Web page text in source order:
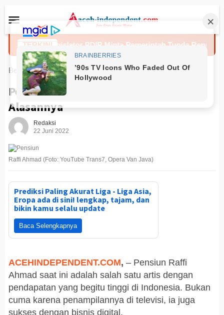
ke
kontenMobile
TERKINI
Legislator PDIP Minta Pemerintah Tunda Rencana
Beranda News
Pensiun, Raffi Ahmad Siap-siap Ini
Alasannya
Redaksi
22 Juni 2022
Raffi Ahmad (Foto: YouTube Trans7, Opera Van Java)
Prediksi Paling Akurat Liga - Liga Asia,
Eropa ada di sini! lengkap, tajam, dan
bikin kamu selalu update
Baca Selengkapnya
ACEHINDEPENDENT.COM, – Pensiun Raffi
Ahmad saat ini adalah salah satu artis dengan
pendapatan yang begitu tinggi di Indonesia. Bukan
cuma karena penampilannya di televisi, ia juga
sukses dengan bisnis digital.